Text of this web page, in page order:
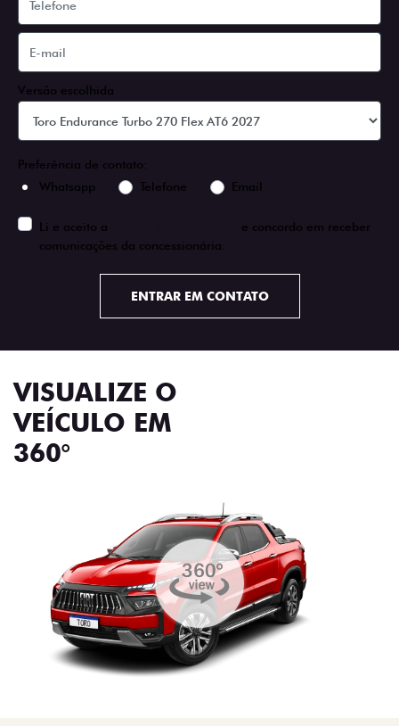
Versão escolhida
Preferência de contato:
Whatsapp
Telefone Email
Li e aceito a
e concordo em receber
comunicações da concessionária.
ENTRAR EM CONTATO
VISUALIZE O
VEÍCULO EM
360°